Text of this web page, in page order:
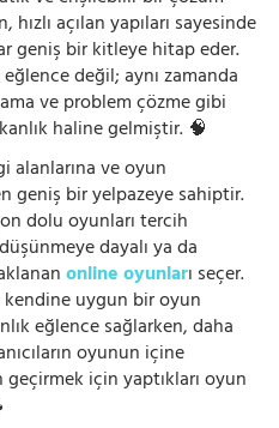
açılan yapıları sayesinde
geniş bir kitleye hitap eder.
değil; aynı zamanda
ve problem çözme gibi
haline gelmiştir. 🧠
alanlarına ve oyun
geniş bir yelpazeye sahiptir.
dolu oyunları tercih
dayalı ya da
online oyunları seçer.
uygun bir oyun
eğlence sağlarken, daha
oyunun içine
için yaptıkları oyun